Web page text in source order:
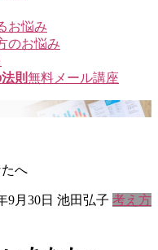
お悩み
のお悩み
則無料メール講座
へ
9月30日 池田弘子 考え方